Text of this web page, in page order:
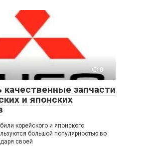
0
качественные запчасти
и японских
корейского и японского
большой популярностью во
своей